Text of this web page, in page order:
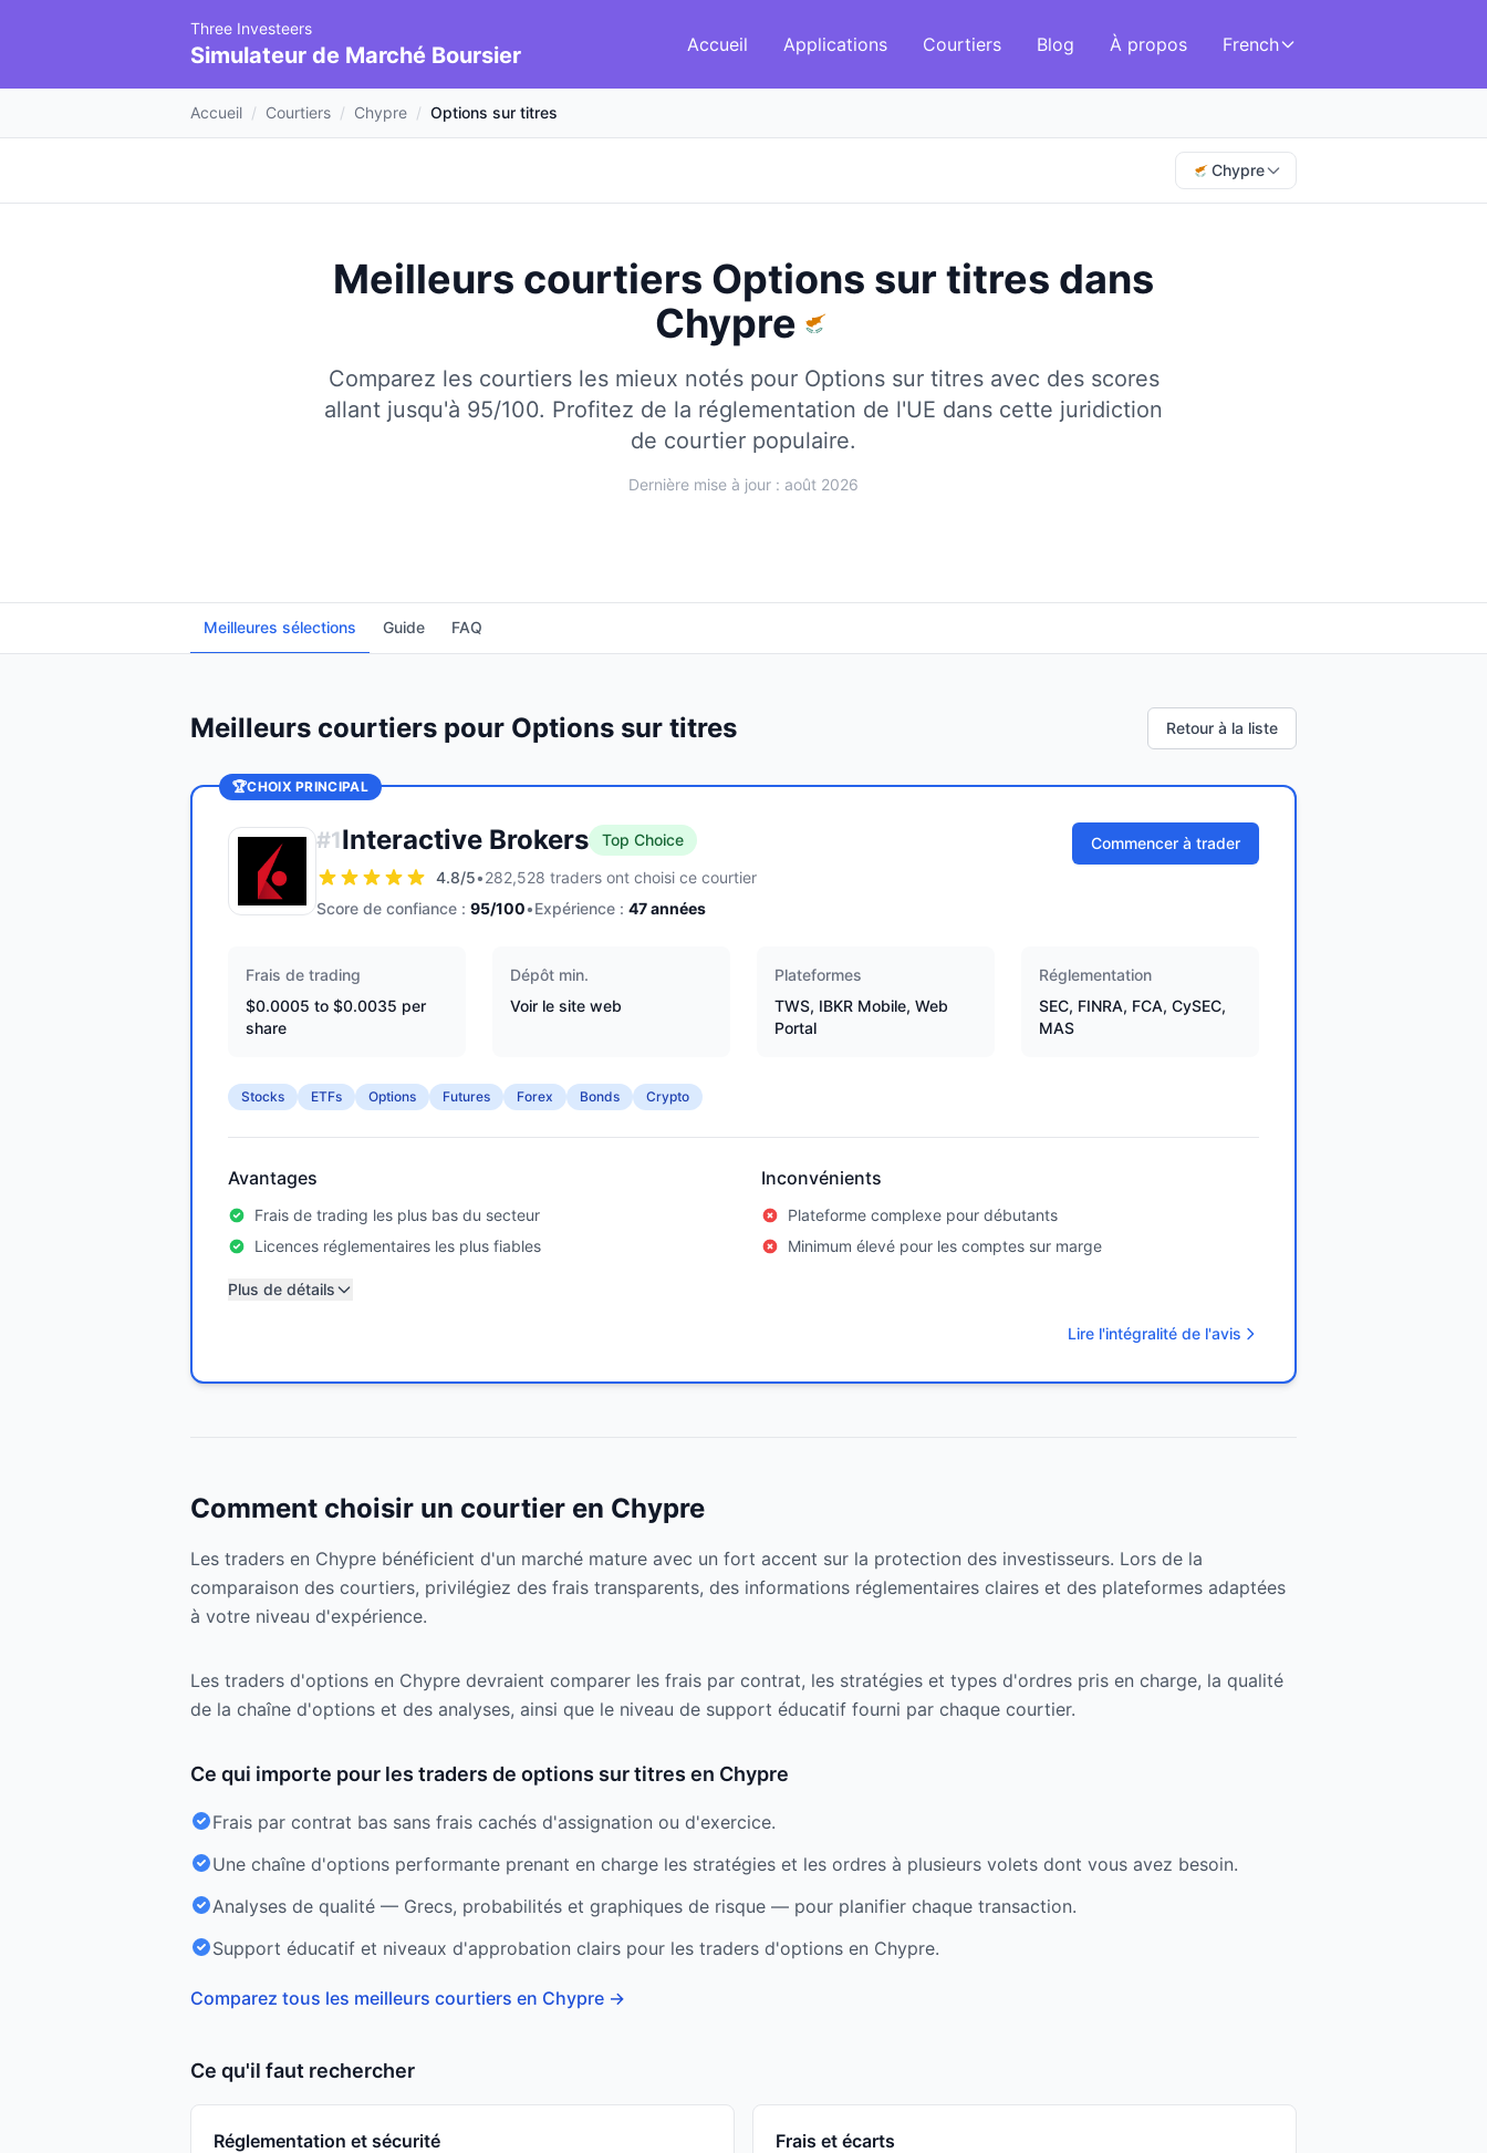
Three Investeers
Simulateur de Marché Boursier Accueil Applications Courtiers Blog À propos French
Accueil / Courtiers / Chypre / Options sur titres
Chypre
Meilleurs courtiers Options sur titres dans
Chypre
Comparez les courtiers les mieux notés pour Options sur titres avec des scores
allant jusqu'à 95/100. Profitez de la réglementation de l'UE dans cette juridiction
de courtier populaire.
Dernière mise à jour : août 2026
Meilleures sélections Guide FAQ
Meilleurs courtiers pour Options sur titres Retour à la liste
🏆CHOIX PRINCIPAL
#1Interactive Brokers
Top Choice
4.8/5•282,528 traders ont choisi ce courtier
Score de confiance : 95/100•Expérience : 47années
Commencer à trader
Frais de trading
$0.0005 to $0.0035 per
share
Dépôt min.
Voir le site web
Plateformes
TWS, IBKR Mobile, Web
Portal
Réglementation
SEC, FINRA, FCA, CySEC,
MAS
Stocks ETFs Options Futures Forex Bonds Crypto
Avantages
Frais de trading les plus bas du secteur
Licences réglementaires les plus fiables
Inconvénients
Plateforme complexe pour débutants
Minimum élevé pour les comptes sur marge
Plus de détails
Lire l'intégralité de l'avis
Comment choisir un courtier en Chypre
Les traders en Chypre bénéficient d'un marché mature avec un fort accent sur la protection des investisseurs. Lors de la
comparaison des courtiers, privilégiez des frais transparents, des informations réglementaires claires et des plateformes adaptées
à votre niveau d'expérience.
Les traders d'options en Chypre devraient comparer les frais par contrat, les stratégies et types d'ordres pris en charge, la qualité
de la chaîne d'options et des analyses, ainsi que le niveau de support éducatif fourni par chaque courtier.
Ce qui importe pour les traders de options sur titres en Chypre
Frais par contrat bas sans frais cachés d'assignation ou d'exercice.
Une chaîne d'options performante prenant en charge les stratégies et les ordres à plusieurs volets dont vous avez besoin.
Analyses de qualité — Grecs, probabilités et graphiques de risque — pour planifier chaque transaction.
Support éducatif et niveaux d'approbation clairs pour les traders d'options en Chypre.
Comparez tous les meilleurs courtiers en Chypre →
Ce qu'il faut rechercher
Réglementation et sécurité Frais et écarts